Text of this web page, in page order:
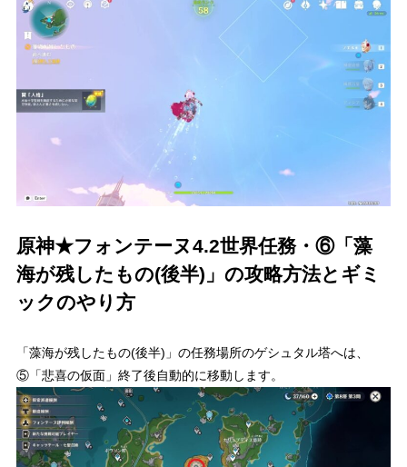
原神★フォンテーヌ4.2世界任務・⑥「藻
海が残したもの(後半)」の攻略方法とギミ
ックのやり方
「藻海が残したもの(後半)」の任務場所のゲシュタル塔へは、
⑤「悲喜の仮面」終了後自動的に移動します。